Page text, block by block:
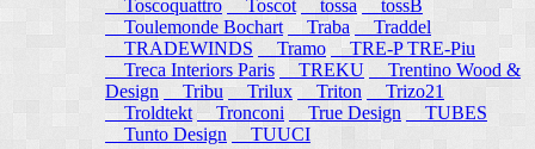
Toscoquattro
Toscot tossa
tossB
Toulemonde Bochart
Traba
Traddel
TRADEWINDS
Tramo
TRE-P TRE-Piu
Treca Interiors Paris
TREKU
Trentino Wood &
Design
Tribu Trilux Triton
Trizo21
Troldtekt Tronconi True Design
TUBES
Tunto Design
TUUCI